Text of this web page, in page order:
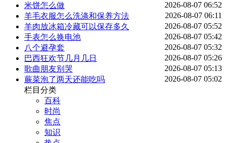
米饼怎么做
2026-08-07 06:52
羊毛衣服怎么洗涤和保养方法
2026-08-07 06:11
羊肉放冰箱冷藏可以保存多久
2026-08-07 05:52
手表怎么换电池
2026-08-07 05:42
八个避孕套
2026-08-07 05:32
巴西狂欢节几月几日
2026-08-07 05:26
歌曲朋友别哭
2026-08-07 05:13
蕨菜泡了两天还能吃吗
2026-08-07 05:02
栏目分类
百科
时尚
焦点
知识